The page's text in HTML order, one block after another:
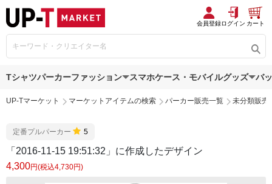
会員登録ログイン カート
Tシャツパーカーファッション スマホケース・モバイルグッズ バ
UP-Tマーケット マーケットアイテムの検索 パーカー販売一覧 未分類販売
定番プルパーカー 5
「2016-11-15 19:51:32」に作成したデザイン
4,300円(税込4,730円)